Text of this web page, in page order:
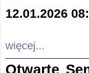
12.01.2026
więcej...
Otwarte